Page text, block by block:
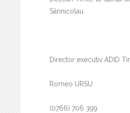
Sânnicolau.
Director executiv ADID
Romeo URSU
(0766) 706 399